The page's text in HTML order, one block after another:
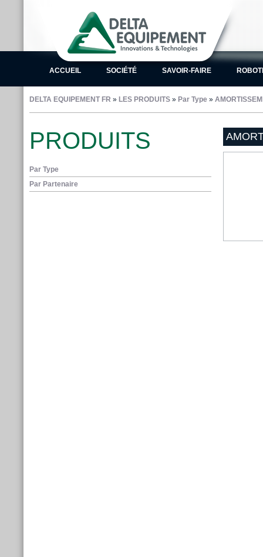
ACCUEIL SOCIÉTÉ SAVOIR-FAIRE
DELTA EQUIPEMENT FR » LES PRODUITS » Par Type »
PRODUITS
Par Type
Par Partenaire